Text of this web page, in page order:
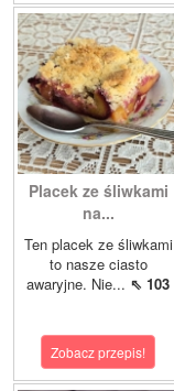
Placek ze śliwkami
na...
Ten placek ze śliwkami
to nasze ciasto
awaryjne. Nie... ⇖ 103
Zobacz przepis!